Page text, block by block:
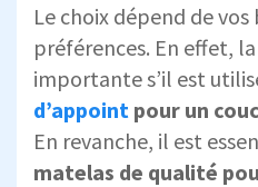
Le choix dépend de vos
préférences. En effet,
importante s’il est
d’appoint pour un
En revanche, il est
matelas de qualité